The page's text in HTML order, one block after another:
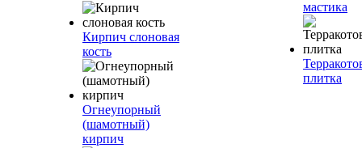
Кирпич слоновая
кость
Огнеупорный
(шамотный)
кирпич
мастика
плитка